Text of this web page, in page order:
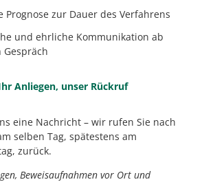
Prognose zur Dauer des Verfahrens
und ehrliche Kommunikation ab
Anliegen, unser Rückruf
eine Nachricht – wir rufen Sie nach
selben Tag, spätestens am
zurück.
Beweisaufnahmen vor Ort und